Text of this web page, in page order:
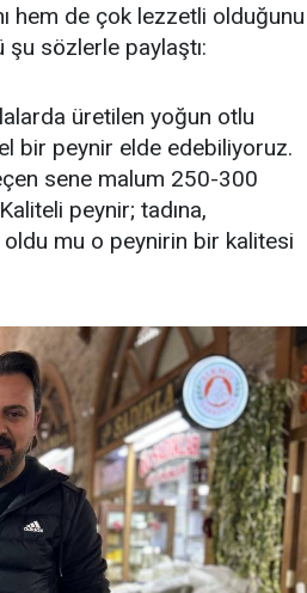
hem de çok lezzetli olduğunu
sözlerle paylaştı:
üretilen yoğun otlu
bir peynir elde edebiliyoruz.
sene malum 250-300
peynir; tadına,
oldu mu o peynirin bir kalitesi